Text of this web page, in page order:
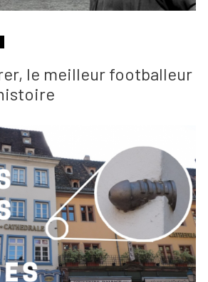
le meilleur footballeur